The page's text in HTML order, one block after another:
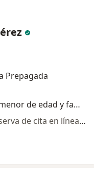
Prepagada
Acompañamiento a paciente menor de edad y familia con incongruencia de género
Este especialista no ofrece reserva de cita en línea en esta dirección.